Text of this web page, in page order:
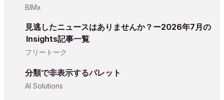
BIMx
見逃したニュースはありませんか？ー2026年7月の
Insights記事一覧
フリートーク
分類で非表示するパレット
AI Solutions